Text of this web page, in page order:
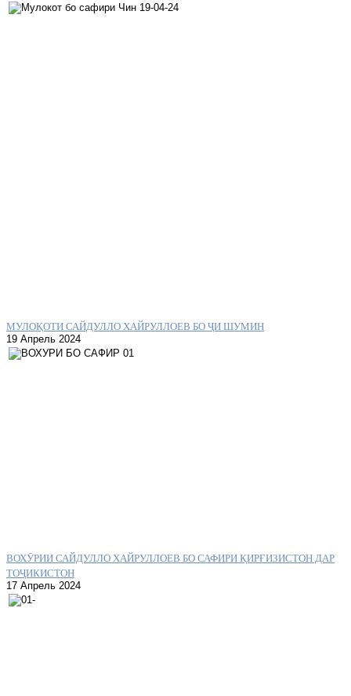
МУЛОҚОТИ САЙДУЛЛО ХАЙРУЛЛОЕВ БО ҶИ ШУМИН
19 Апрель 2024
ВОХӮРИИ САЙДУЛЛО ХАЙРУЛЛОЕВ БО САФИРИ ҚИРҒИЗИСТОН ДАР
ТОҶИКИСТОН
17 Апрель 2024